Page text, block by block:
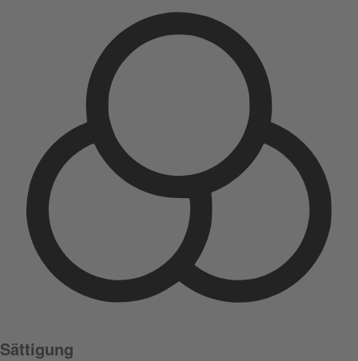
Sättigung